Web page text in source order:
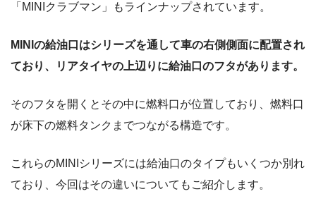
「MINIクラブマン」もラインナップされています。
MINIの給油口はシリーズを通して車の右側側面に配置され
ており、リアタイヤの上辺りに給油口のフタがあります。
そのフタを開くとその中に燃料口が位置しており、燃料口
が床下の燃料タンクまでつながる構造です。
これらのMINIシリーズには給油口のタイプもいくつか別れ
ており、今回はその違いについてもご紹介します。